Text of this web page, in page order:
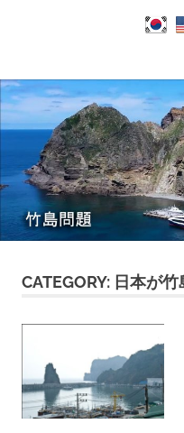
島
問
題
島
の
問
題
と
竹
の
歴
CATEGORY: 日本が